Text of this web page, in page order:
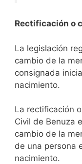
Rectificación o
La legislación
cambio de la
consignada
nacimiento.
La rectificación
Civil de Benuza
cambio de la
de una persona
nacimiento.